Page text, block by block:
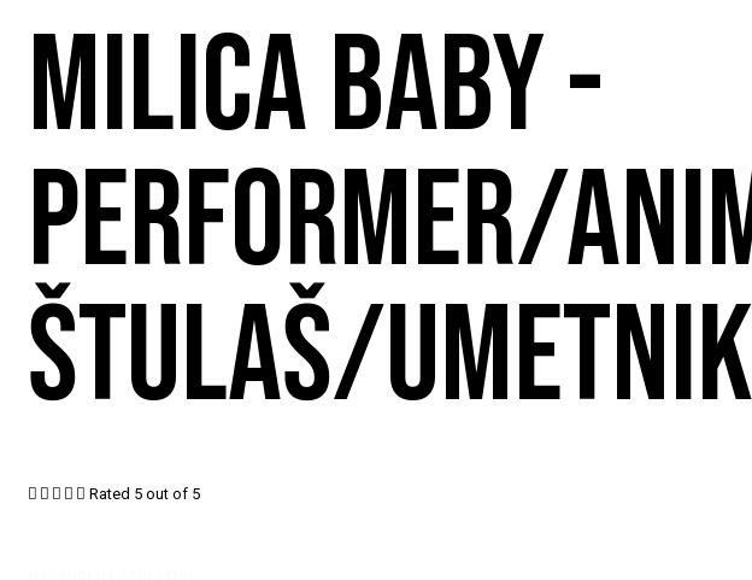
MILICA BABY -
PERFORMER/
ŠTULAŠ/UMETNIK
     Rated 5 out of 5